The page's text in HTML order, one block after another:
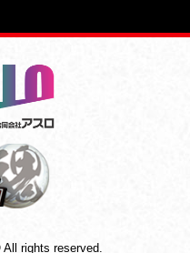
rights reserved.